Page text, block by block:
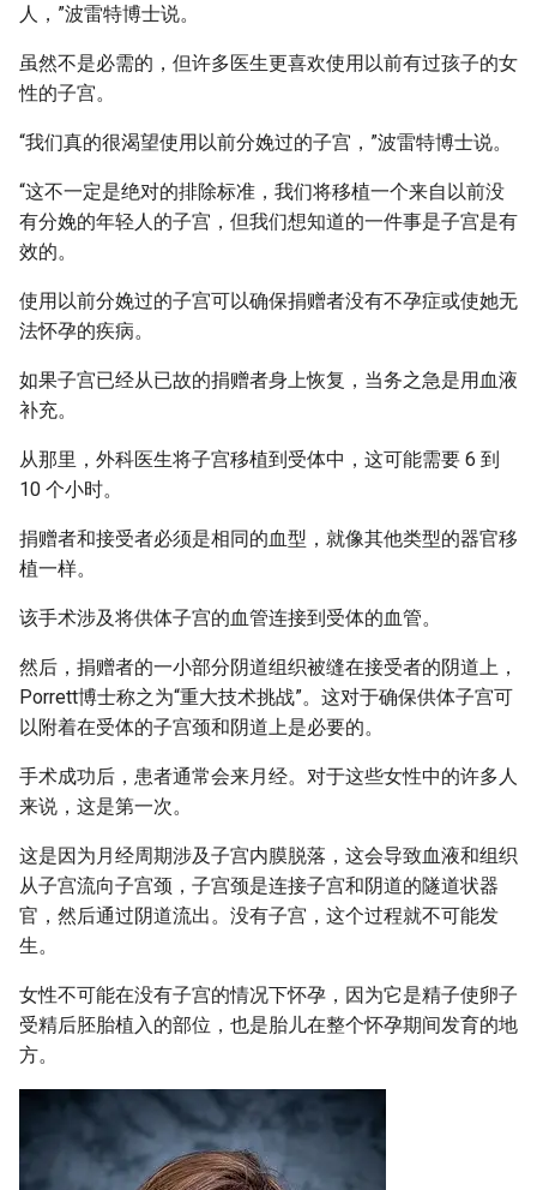
人，”波雷特博士说。
虽然不是必需的，但许多医生更喜欢使用以前有过孩子的女
性的子宫。
“我们真的很渴望使用以前分娩过的子宫，”波雷特博士说。
“这不一定是绝对的排除标准，我们将移植一个来自以前没
有分娩的年轻人的子宫，但我们想知道的一件事是子宫是有
效的。
使用以前分娩过的子宫可以确保捐赠者没有不孕症或使她无
法怀孕的疾病。
如果子宫已经从已故的捐赠者身上恢复，当务之急是用血液
补充。
从那里，外科医生将子宫移植到受体中，这可能需要 6 到
10 个小时。
捐赠者和接受者必须是相同的血型，就像其他类型的器官移
植一样。
该手术涉及将供体子宫的血管连接到受体的血管。
然后，捐赠者的一小部分阴道组织被缝在接受者的阴道上，
Porrett博士称之为“重大技术挑战”。这对于确保供体子宫可
以附着在受体的子宫颈和阴道上是必要的。
手术成功后，患者通常会来月经。对于这些女性中的许多人
来说，这是第一次。
这是因为月经周期涉及子宫内膜脱落，这会导致血液和组织
从子宫流向子宫颈，子宫颈是连接子宫和阴道的隧道状器
官，然后通过阴道流出。没有子宫，这个过程就不可能发
生。
女性不可能在没有子宫的情况下怀孕，因为它是精子使卵子
受精后胚胎植入的部位，也是胎儿在整个怀孕期间发育的地
方。